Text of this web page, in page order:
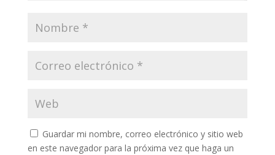
Guardar mi nombre, correo electrónico y sitio web
en este navegador para la próxima vez que haga un